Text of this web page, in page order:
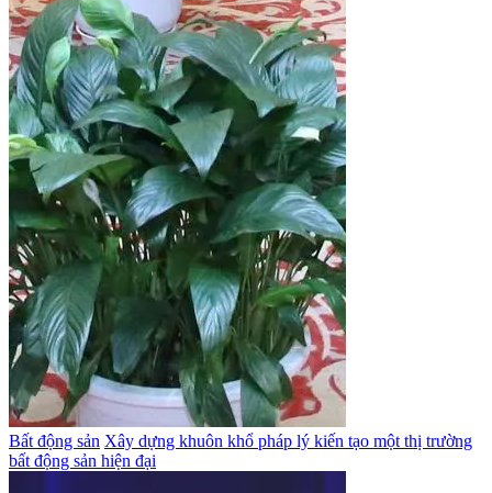
Bất động sản Xây dựng khuôn khổ pháp lý kiến tạo một thị trường
bất động sản hiện đại